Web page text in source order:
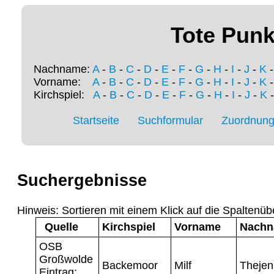
Tote
Nachname: A- B - C - D - E - F - G - H - I - J - K
Vorname: A- B - C - D - E - F - G - H - I - J - K
Kirchspiel: A- B - C - D- E- F- G - H - I - J - K
Startseite Suchformular
Suchergebnisse
Hinweis: Sortieren mit einem Klick auf die
Quelle
Kirchspiel Vorname
OSB
Großwolde
Backemoor Milf Thejen